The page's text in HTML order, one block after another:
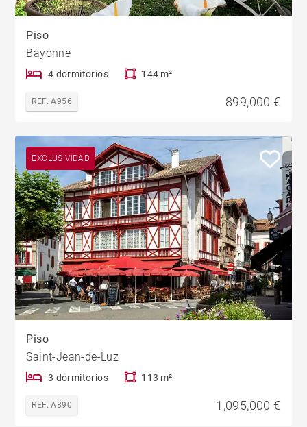
Piso
Bayonne
4 dormitorios 144 m²
REF. A956 899,000 €
EXCLUSIVIDAD
Piso
Saint-Jean-de-Luz
3 dormitorios 113 m²
REF. A890 1,095,000 €